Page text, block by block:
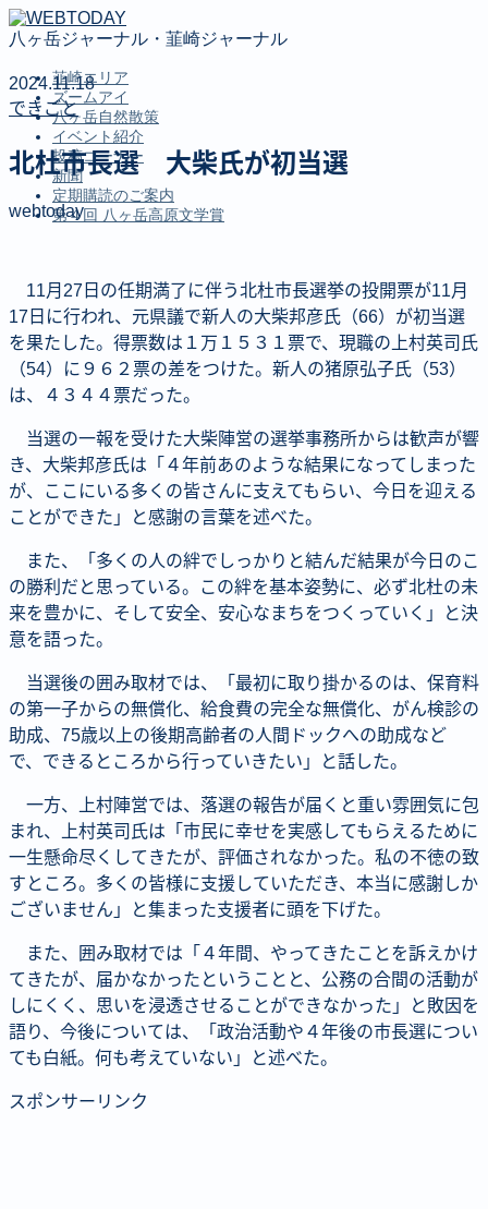
八ヶ岳ジャーナル・韮崎ジャーナル
韮崎エリア
ズームアイ
八ヶ岳自然散策
イベント紹介
投稿コーナー
新聞
定期購読のご案内
第４回 八ヶ岳高原文学賞
韮崎エリア
ズームアイ
八ヶ岳自然散策
イベント紹介
投稿コーナー
新聞
定期購読のご案内
第４回 八ヶ岳高原文学賞
2024.11.18
できごと
北杜市長選 大柴氏が初当選
webtoday
11月27日の任期満了に伴う北杜市長選挙の投開票が11月
17日に行われ、元県議で新人の大柴邦彦氏（66）が初当選
を果たした。得票数は１万１５３１票で、現職の上村英司氏
（54）に９６２票の差をつけた。新人の猪原弘子氏（53）
は、４３４４票だった。
当選の一報を受けた大柴陣営の選挙事務所からは歓声が響
き、大柴邦彦氏は「４年前あのような結果になってしまった
が、ここにいる多くの皆さんに支えてもらい、今日を迎える
ことができた」と感謝の言葉を述べた。
また、「多くの人の絆でしっかりと結んだ結果が今日のこ
の勝利だと思っている。この絆を基本姿勢に、必ず北杜の未
来を豊かに、そして安全、安心なまちをつくっていく」と決
意を語った。
当選後の囲み取材では、「最初に取り掛かるのは、保育料
の第一子からの無償化、給食費の完全な無償化、がん検診の
助成、75歳以上の後期高齢者の人間ドックへの助成など
で、できるところから行っていきたい」と話した。
一方、上村陣営では、落選の報告が届くと重い雰囲気に包
まれ、上村英司氏は「市民に幸せを実感してもらえるために
一生懸命尽くしてきたが、評価されなかった。私の不徳の致
すところ。多くの皆様に支援していただき、本当に感謝しか
ございません」と集まった支援者に頭を下げた。
また、囲み取材では「４年間、やってきたことを訴えかけ
てきたが、届かなかったということと、公務の合間の活動が
しにくく、思いを浸透させることができなかった」と敗因を
語り、今後については、「政治活動や４年後の市長選につい
ても白紙。何も考えていない」と述べた。
スポンサーリンク